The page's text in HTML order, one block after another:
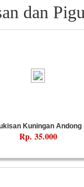
Kulit
dan
Kuningan Andong
Rp. 35.000